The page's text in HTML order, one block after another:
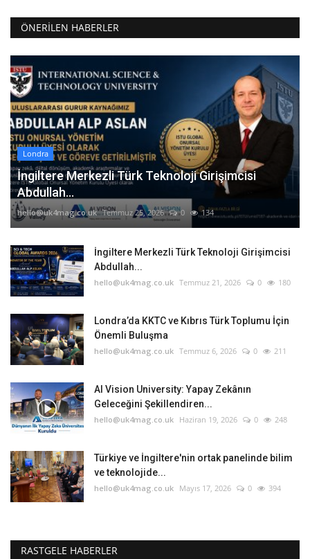
ÖNERILEN HABERLER
Londra
İngiltere Merkezli Türk Teknoloji Girişimcisi
Abdullah...
hello@uk4mag.co.uk Temmuz 25, 2026 0 134
İngiltere Merkezli Türk Teknoloji Girişimcisi
Abdullah...
hello@uk4mag.co.uk Temmuz 21, 2026 0 180
Londra’da KKTC ve Kıbrıs Türk Toplumu İçin
Önemli Buluşma
hello@uk4mag.co.uk Temmuz 6, 2026 0 211
AI Vision University: Yapay Zekânın
Geleceğini Şekillendiren...
hello@uk4mag.co.uk Haziran 19, 2026 0 248
Türkiye ve İngiltere'nin ortak panelinde bilim
ve teknolojide...
hello@uk4mag.co.uk Mayıs 17, 2026 0 394
RASTGELE HABERLER